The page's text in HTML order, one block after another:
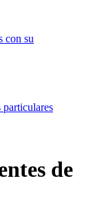
con su
de